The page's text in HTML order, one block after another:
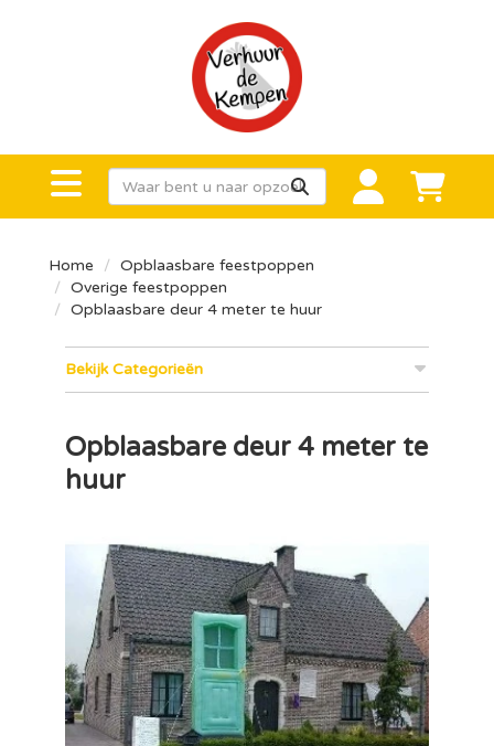
Home
Opblaasbare feestpoppen
Overige feestpoppen
Opblaasbare deur 4 meter te huur
Bekijk Categorieën
Opblaasbare deur 4 meter te
huur